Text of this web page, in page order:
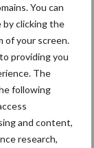
You can
by clicking the
of your screen.
providing you
The
following
and content,
research,
met zich
juiste manier
keuzes te
...Lees meer
partner van
Iperen